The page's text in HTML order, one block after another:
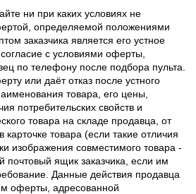
ни при каких условиях не
определяемой положениями
заказчика является его устное
с условиями оферты,
по телефону после подбора пульта.
или даёт отказ после устного
товара, его цены,
потребительских свойств и
товара на складе продавца, от
карточке товара (если такие отличия
изображения совместимого товара -
почтовый ящик заказчика, если им
Данные действия продавца
оферты, адресованной